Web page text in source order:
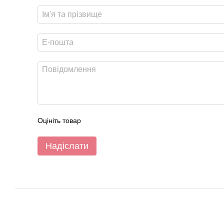
Оцініть товар
Надіслати